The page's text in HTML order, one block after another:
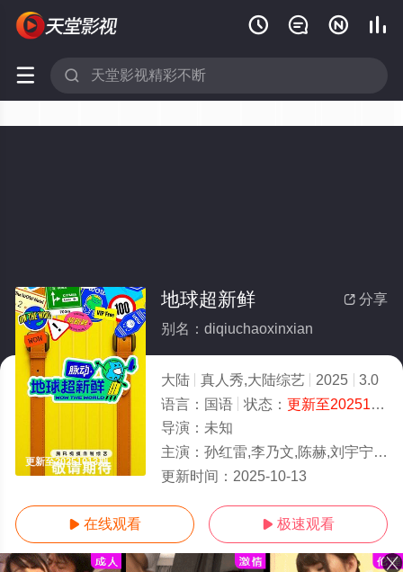
   
 
更新至20251013期
 分享
地球超新鲜
别名：diqiuchaoxinxian
大陆 真人秀,大陆综艺 2025
3.0
语言： 国语 状态： 更新至20251013期
导演： 未知
主演： 孙红雷,李乃文,陈赫,刘宇宁,龚俊,陈星旭,王玉雯,欧阳娣娣
更新时间： 2025-10-13
 在线观看  极速观看